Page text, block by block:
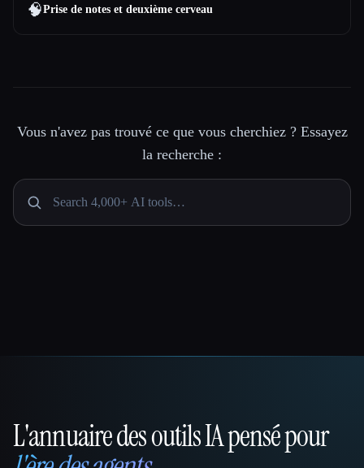
🧠Prise de notes et deuxième cerveau
Vous n'avez pas trouvé ce que vous cherchiez ? Essayez
la recherche :
That AI Collection
L'annuaire des outils IA pensé pour